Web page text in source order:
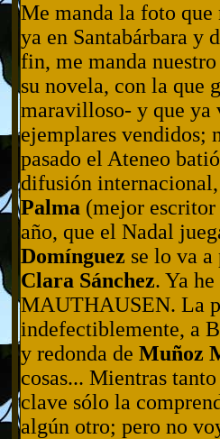
Me manda la foto
ya en Santabárbara y
fin, me manda
su novela, con la que
maravilloso- y que ya
ejemplares vendidos;
pasado el Ateneo
difusión
Palma (mejor
año, que el Nadal
Domínguez se lo va
Clara Sánchez. Ya
MAUTHAUSEN. La
indefectiblemente, a
y redonda de Muñoz
cosas... Mientras
clave sólo la
algún otro; pero no